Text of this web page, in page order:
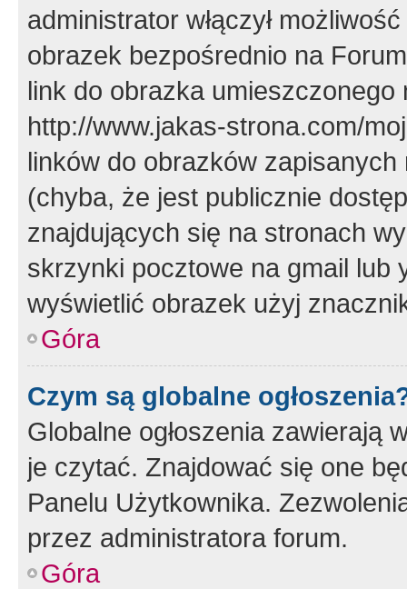
administrator włączył
obrazek bezpośrednio na
link do obrazka
http://www.jakas-strona.com/
linków do obrazków
(chyba, że jest publicznie
znajdujących się na stronach
skrzynki pocztowe na gmail lub
wyświetlić obrazek użyj
Góra
Czym są globalne
Globalne ogłoszenia zawierają
je czytać. Znajdować się one
Panelu Użytkownika.
przez administratora forum.
Góra